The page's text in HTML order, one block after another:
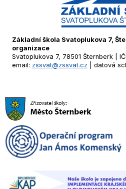
Základní škola Svatoplukova 7,
organizace
Svatoplukova 7, 78501 Šternberk |
email: zssvat@zssvat.cz | datová